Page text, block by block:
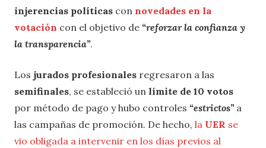
injerencias políticas con novedades en la
votación con el objetivo de “reforzar la confianza y
la transparencia”.
Los jurados profesionales regresaron a las
semifinales, se estableció un límite de 10 votos
por método de pago y hubo controles “estrictos” a
las campañas de promoción. De hecho, la UER se
vio obligada a intervenir en los días previos al